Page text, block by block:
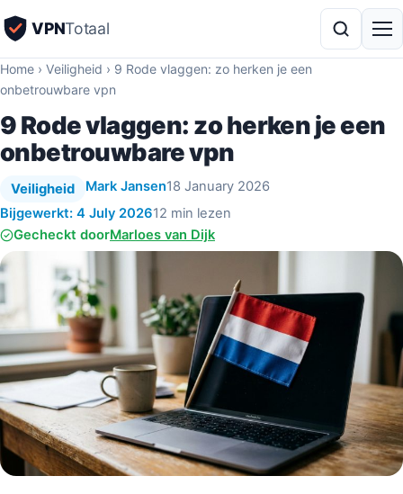
VPNTotaal
Home › Veiligheid › 9 Rode vlaggen: zo herken je een
onbetrouwbare vpn
9 Rode vlaggen: zo herken je een
onbetrouwbare vpn
Veiligheid Mark Jansen18 January 2026
Bijgewerkt: 4 July 202612 min lezen
Gecheckt doorMarloes van Dijk